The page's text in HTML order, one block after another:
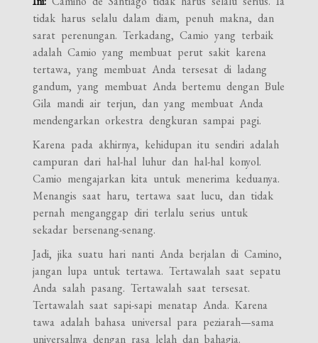
tidak harus selalu dalam diam, penuh makna, dan
sarat perenungan. Terkadang, Camio yang terbaik
adalah Camio yang membuat perut sakit karena
tertawa, yang membuat Anda tersesat di ladang
gandum, yang membuat Anda bertemu dengan Bule
Gila mandi air terjun, dan yang membuat Anda
mendengarkan orkestra dengkuran sampai pagi.
Karena pada akhirnya, kehidupan itu sendiri adalah
campuran dari hal-hal luhur dan hal-hal konyol.
Camio mengajarkan kita untuk menerima keduanya.
Menangis saat haru, tertawa saat lucu, dan tidak
pernah menganggap diri terlalu serius untuk
sekadar bersenang-senang.
Jadi, jika suatu hari nanti Anda berjalan di Camino,
jangan lupa untuk tertawa. Tertawalah saat sepatu
Anda salah pasang. Tertawalah saat tersesat.
Tertawalah saat sapi-sapi menatap Anda. Karena
tawa adalah bahasa universal para peziarah—sama
universalnya dengan rasa lelah dan bahagia.